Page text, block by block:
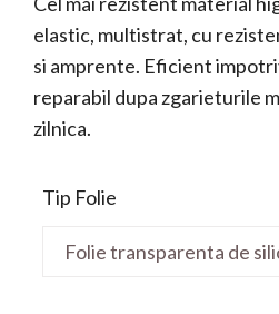
elastic, multistrat, cu
si amprente. Eficient
reparabil dupa zgarieturile
zilnica.
Tip Folie